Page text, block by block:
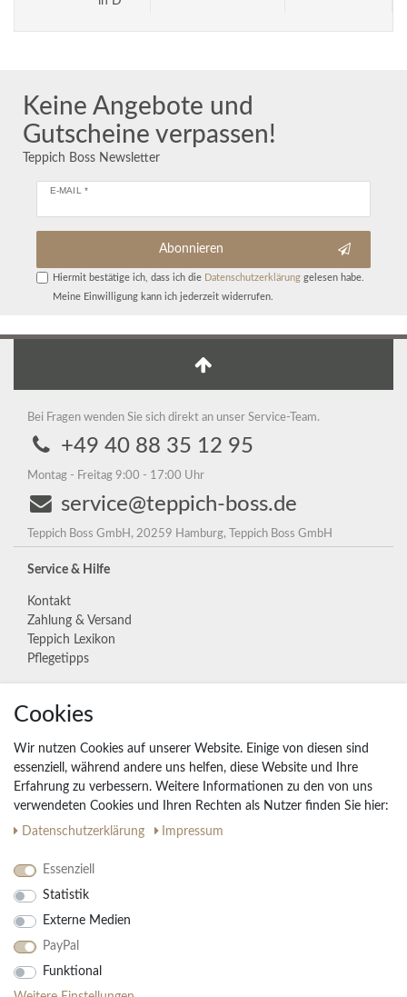
Keine Angebote und
Gutscheine verpassen!
Teppich Boss Newsletter
E-MAIL *
Abonnieren
Hiermit bestätige ich, dass ich die Daten­schutz­erklärunggelesen habe.
Meine Einwilligung kann ich jederzeit widerrufen.
Bei Fragen wenden Sie sich direkt an unser Service-Team.
+49 40 88 35 12 95
Montag - Freitag 9:00 - 17:00 Uhr
service@teppich-boss.de
Teppich Boss GmbH, 20259 Hamburg, Teppich Boss GmbH
Service & Hilfe
Kontakt
Zahlung & Versand
Teppich Lexikon
Pflegetipps
Unternehmen
Widerrufs­recht
Vertrag widerrufen
Impressum
Daten­schutz­erklärung
AGB
Ihre Vorteile
30 Tage Rückgaberecht
Große Auswahl
Kauf auf Rechnung
Cookies
Wir nutzen Cookies auf unserer Website. Einige von diesen sind
essenziell, während andere uns helfen, diese Website und Ihre
Erfahrung zu verbessern. Weitere Informationen zu den von uns
verwendeten Cookies und Ihren Rechten als Nutzer finden Sie hier:
Daten­schutz­erklärung
Impressum
Essenziell
Statistik
Externe Medien
PayPal
Funktional